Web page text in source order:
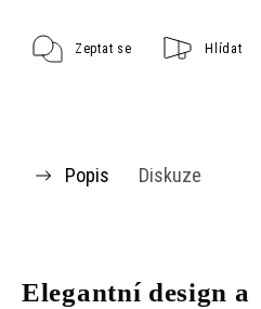
Zeptat se Hlídat
Popis Diskuze
Elegantní design a